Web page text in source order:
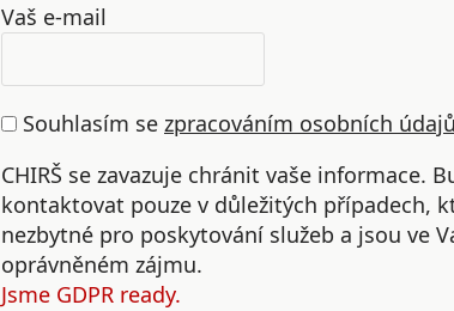
Vaš e-mail
Souhlasím se zpracováním osobních údajů
CHIRŠ se zavazuje chránit vaše informace.
kontaktovat pouze v důležitých případech,
nezbytné pro poskytování služeb a jsou ve
oprávněném zájmu.
Jsme GDPR ready.